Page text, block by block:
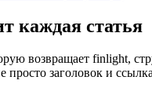
каждая статья
возвращает finlight,
просто заголовок и